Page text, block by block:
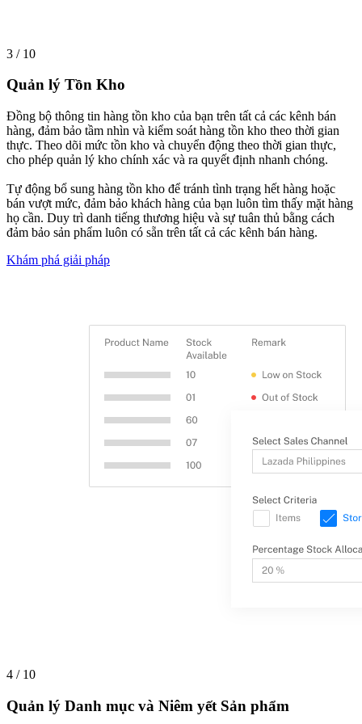
3 / 10
Quản lý Tồn Kho
Đồng bộ thông tin hàng tồn kho của bạn trên tất cả các kênh bán
hàng, đảm bảo tầm nhìn và kiểm soát hàng tồn kho theo thời gian
thực. Theo dõi mức tồn kho và chuyển động theo thời gian thực,
cho phép quản lý kho chính xác và ra quyết định nhanh chóng.
Tự động bổ sung hàng tồn kho để tránh tình trạng hết hàng hoặc
bán vượt mức, đảm bảo khách hàng của bạn luôn tìm thấy mặt hàng
họ cần. Duy trì danh tiếng thương hiệu và sự tuân thủ bằng cách
đảm bảo sản phẩm luôn có sẵn trên tất cả các kênh bán hàng.
Khám phá giải pháp
4 / 10
Quản lý Danh mục và Niêm yết Sản phẩm